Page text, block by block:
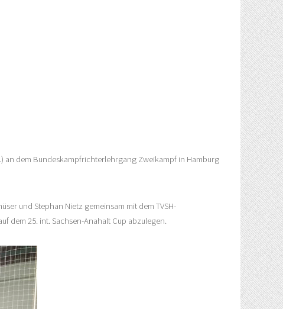
an dem Bundeskampfrichterlehrgang Zweikampf in Hamburg
und Stephan Nietz gemeinsam mit dem TVSH-
dem 25. int. Sachsen-Anahalt Cup abzulegen.